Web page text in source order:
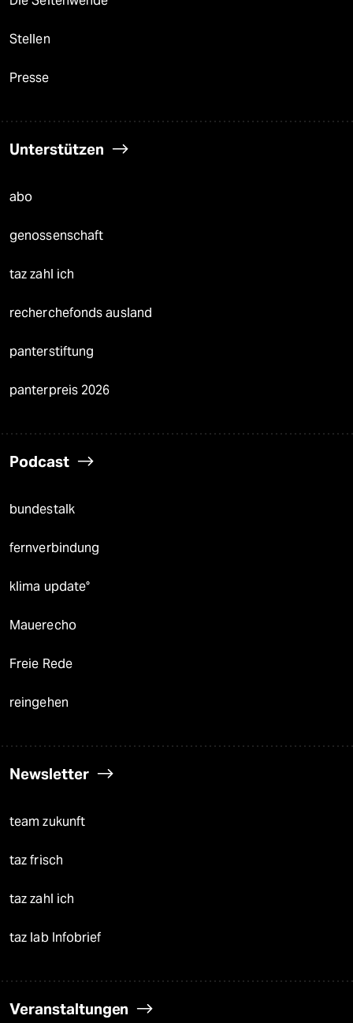
Stellen
Presse
Unterstützen
abo
genossenschaft
taz zahl ich
recherchefonds ausland
panterstiftung
panterpreis 2026
Podcast
bundestalk
fernverbindung
klima update°
Mauerecho
Freie Rede
reingehen
Newsletter
team zukunft
taz frisch
taz zahl ich
taz lab Infobrief
Veranstaltungen